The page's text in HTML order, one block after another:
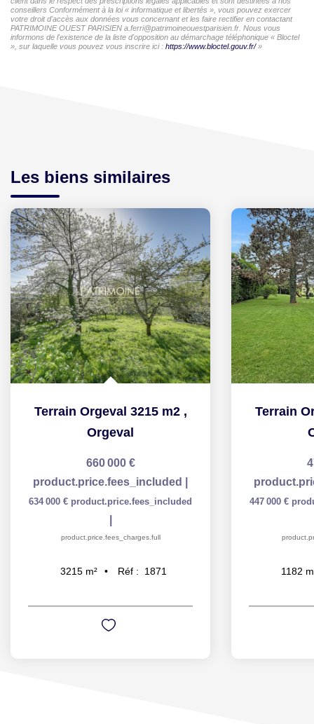
conseillers Conformément à la loi « informatique et libertés », vous pouvez exercer
votre droit d'accès aux données vous concernant et les faire rectifier en contactant
PATRIMOINE OUEST PARISIEN a.ferri@patrimoineouestparisien.fr. Nous vous
informons de l'existence de la liste d'opposition au démarchage téléphonique « Bloctel
», sur laquelle vous pouvez vous inscrire ici : https://www.bloctel.gouv.fr/»
Les biens similaires
Terrain Orgeval 3215 m2 ,
Orgeval
660 000 €
product.price.fees_included
634 000 € product.price.fees_included
product.price.fees_charges.full
3215 m² Réf : 1871
Terrain
447 000 €
1182